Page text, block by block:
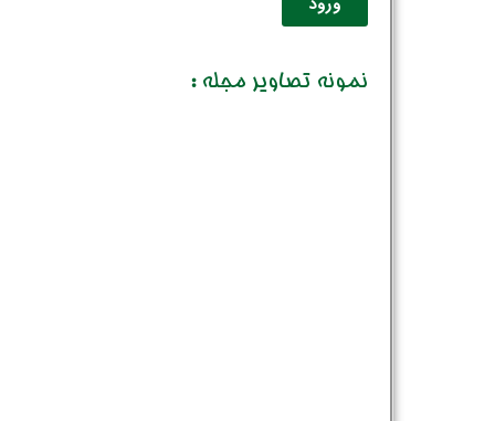
نمونه تصاویر مجله :